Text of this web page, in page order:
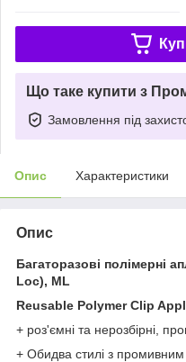
Що таке купити з
Замовлення під
Опис Характеристики
Опис
Багаторазові полімерні
Loc), МL
Reusable Polymer Clip
+ роз'ємні та нерозбірні,
+ Обидва стилі з